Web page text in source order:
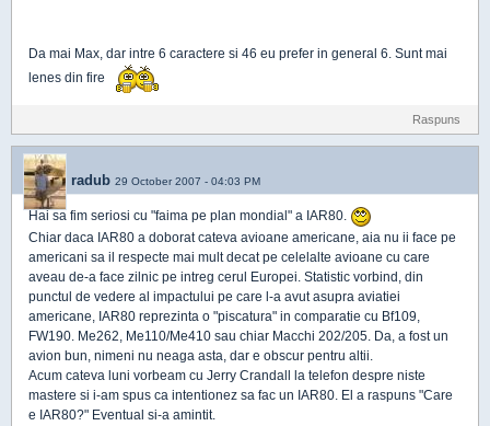
Da mai Max, dar intre 6 caractere si 46 eu prefer in general 6. Sunt mai
lenes din fire
Raspuns
radub 29 October 2007 - 04:03 PM
Hai sa fim seriosi cu "faima pe plan mondial" a IAR80.
Chiar daca IAR80 a doborat cateva avioane americane, aia nu ii face pe
americani sa il respecte mai mult decat pe celelalte avioane cu care
aveau de-a face zilnic pe intreg cerul Europei. Statistic vorbind, din
punctul de vedere al impactului pe care l-a avut asupra aviatiei
americane, IAR80 reprezinta o "piscatura" in comparatie cu Bf109,
FW190. Me262, Me110/Me410 sau chiar Macchi 202/205. Da, a fost un
avion bun, nimeni nu neaga asta, dar e obscur pentru altii.
Acum cateva luni vorbeam cu Jerry Crandall la telefon despre niste
mastere si i-am spus ca intentionez sa fac un IAR80. El a raspuns "Care
e IAR80?" Eventual si-a amintit.